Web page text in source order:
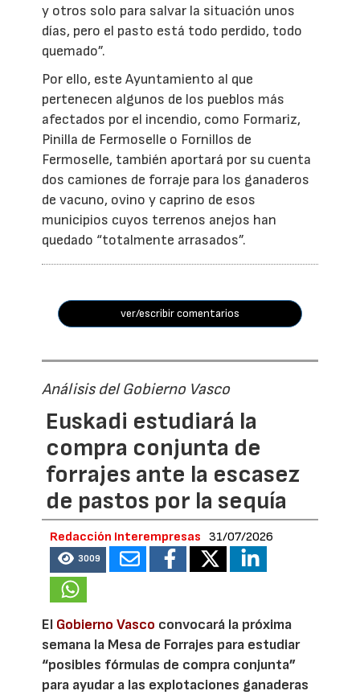
y otros solo para salvar la situación unos
días, pero el pasto está todo perdido, todo
quemado”.
Por ello, este Ayuntamiento al que
pertenecen algunos de los pueblos más
afectados por el incendio, como Formariz,
Pinilla de Fermoselle o Fornillos de
Fermoselle, también aportará por su cuenta
dos camiones de forraje para los ganaderos
de vacuno, ovino y caprino de esos
municipios cuyos terrenos anejos han
quedado “totalmente arrasados”.
ver/escribir comentarios
Análisis del Gobierno Vasco
Euskadi estudiará la
compra conjunta de
forrajes ante la escasez
de pastos por la sequía
Redacción Interempresas 31/07/2026
3009
El Gobierno Vasco convocará la próxima
semana la Mesa de Forrajes para estudiar
“posibles fórmulas de compra conjunta”
para ayudar a las explotaciones ganaderas